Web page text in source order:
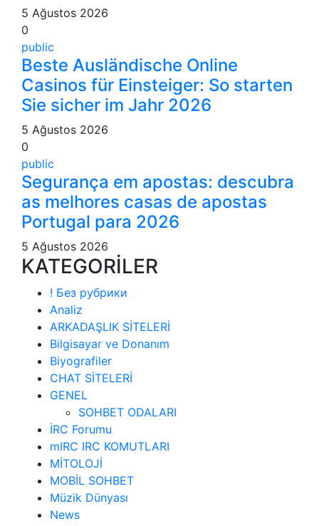
5 Ağustos 2026
0
public
Beste Ausländische Online
Casinos für Einsteiger: So starten
Sie sicher im Jahr 2026
5 Ağustos 2026
0
public
Segurança em apostas: descubra
as melhores casas de apostas
Portugal para 2026
5 Ağustos 2026
KATEGORİLER
! Без рубрики
Analiz
ARKADAŞLIK SİTELERİ
Bilgisayar ve Donanım
Biyografiler
CHAT SİTELERİ
GENEL
SOHBET ODALARI
İRC Forumu
mIRC IRC KOMUTLARI
MİTOLOJİ
MOBİL SOHBET
Müzik Dünyası
News